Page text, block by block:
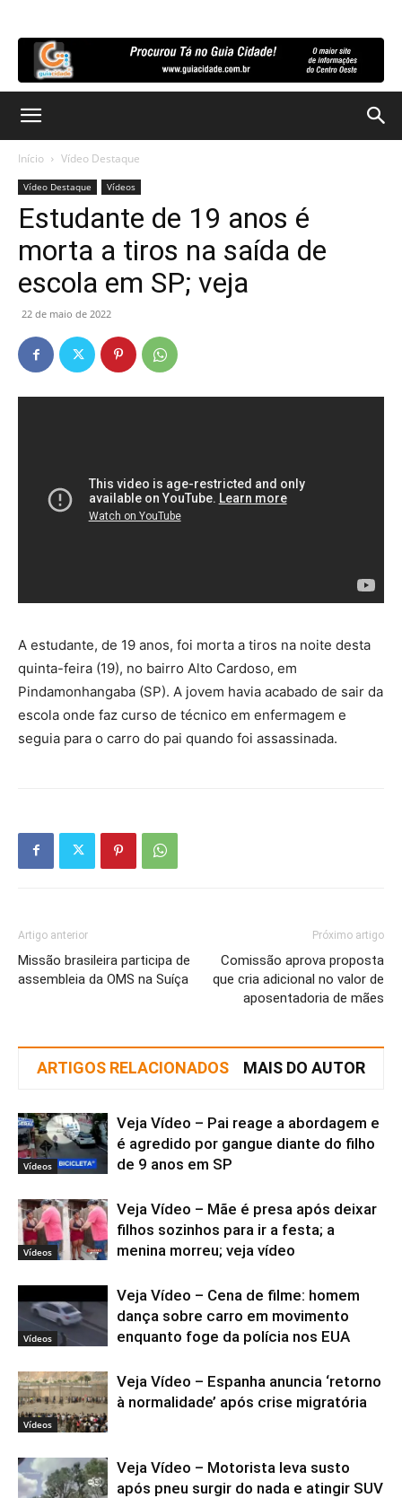
Início Vídeo Destaque
Vídeo Destaque Vídeos
Estudante de 19 anos é
morta a tiros na saída de
escola em SP; veja
22 de maio de 2022
A estudante, de 19 anos, foi morta a tiros na noite desta
quinta-feira (19), no bairro Alto Cardoso, em
Pindamonhangaba (SP). A jovem havia acabado de sair da
escola onde faz curso de técnico em enfermagem e
seguia para o carro do pai quando foi assassinada.
Artigo anterior
Missão brasileira participa de
assembleia da OMS na Suíça
Próximo artigo
Comissão aprova proposta
que cria adicional no valor de
aposentadoria de mães
ARTIGOS RELACIONADOS MAIS DO AUTOR
Vídeos
Veja Vídeo – Pai reage a abordagem e
é agredido por gangue diante do filho
de 9 anos em SP
Vídeos
Veja Vídeo – Mãe é presa após deixar
filhos sozinhos para ir a festa; a
menina morreu; veja vídeo
Vídeos
Veja Vídeo – Cena de filme: homem
dança sobre carro em movimento
enquanto foge da polícia nos EUA
Vídeos
Veja Vídeo – Espanha anuncia ‘retorno
à normalidade’ após crise migratória
Veja Vídeo – Motorista leva susto
após pneu surgir do nada e atingir SUV